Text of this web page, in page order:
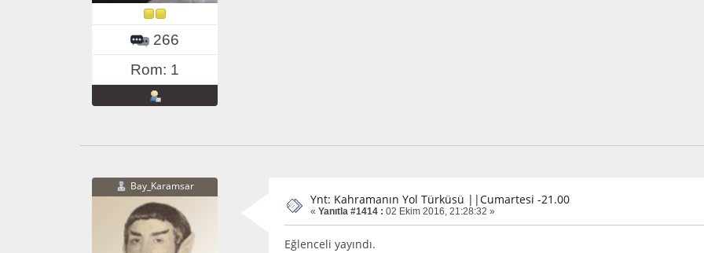
266
Rom: 1
Bay_Karamsar
Ynt: Kahramanın Yol Türküsü ||Cumartesi -21.00
« Yanıtla #1414 : 02 Ekim 2016, 21:28:32 »
Eğlenceli yayındı.